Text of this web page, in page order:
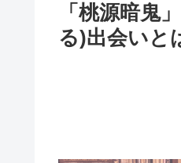
「桃源暗鬼
る)出会いと